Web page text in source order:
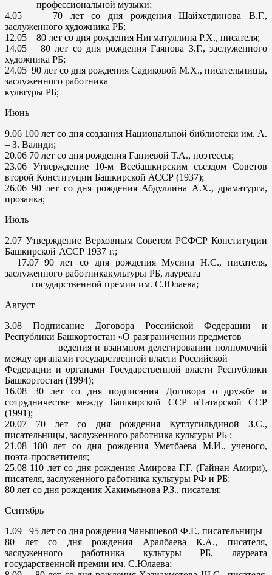
профессиональной музыки;
4.05 70 лет со дня рождения Шайхетдинова В.Г.,
заслуженного художника РБ;
12.05 80 лет со дня рождения Нигматуллина Р.Х., писателя;
14.05 80 лет со дня рождения Гаянова З.Г., заслуженного
художника РБ;
24.05 90 лет со дня рождения Садиковой М.Х., писательницы,
заслуженного работника
культуры РБ;
Июнь
9.06 100 лет со дня создания Национальной библиотеки им. А.
– З. Валиди;
20.06 70 лет со дня рождения Ганиевой Т.А., поэтессы;
23.06 Утверждение 10-м Всебашкирским съездом Советов
второй Конституции Башкирской АССР (1937);
26.06 90 лет со дня рождения Абдуллина А.Х., драматурга,
прозаика;
Июль
2.07 Утверждение Верховным Советом РСФСР Конституции
Башкирской АССР 1937 г.;
17.0790 лет со дня рождения Мусина Н.С., писателя,
заслуженного работникакультуры РБ, лауреата
государственной премии им. С.Юлаева;
Август
3.08 Подписание Договора Российской Федерации и
Республики Башкортостан «О разграничении предметов
ведения и взаимном делегировании полномочий
между органами государственной власти Российской
Федерации и органами Государственной власти Республики
Башкортостан (1994);
16.08 30 лет со дня подписания Договора о дружбе и
сотрудничестве между Башкирской ССР иТатарской ССР
(1991);
20.07 70 лет со дня рождения Кутлугильдиной З.С.,
писательницы, заслуженного работника культуры РБ ;
21.08 180 лет со дня рождения Уметбаева М.И., ученого,
поэта-просветителя;
25.08 110 лет со дня рождения Амирова Г.Г. (Гайнан Амири),
писателя, заслуженного работника культуры РФ и РБ;
80 лет со дня рождения Хакимьянова Р.З., писателя;
Сентябрь
1.09 95 лет со дня рождения Чанышевой Ф.Г., писательницы
80 лет со дня рождения Аралбаева К.А., писателя,
заслуженного работника культуры РБ, лауреата
государственной премии им. С.Юлаева;